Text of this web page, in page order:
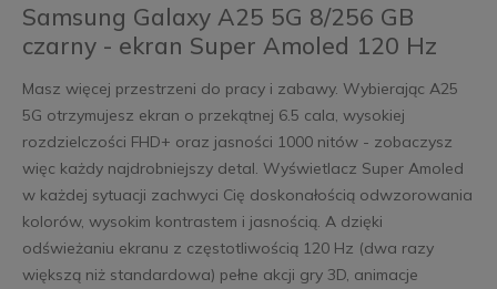
Samsung Galaxy A25 5G 8/256 GB
czarny - ekran Super Amoled 120 Hz
Masz więcej przestrzeni do pracy i zabawy. Wybierając A25
5G otrzymujesz ekran o przekątnej 6.5 cala, wysokiej
rozdzielczości FHD+ oraz jasności 1000 nitów - zobaczysz
więc każdy najdrobniejszy detal. Wyświetlacz Super Amoled
w każdej sytuacji zachwyci Cię doskonałością odwzorowania
kolorów, wysokim kontrastem i jasnością. A dzięki
odświeżaniu ekranu z częstotliwością 120 Hz (dwa razy
większą niż standardowa) pełne akcji gry 3D, animacje